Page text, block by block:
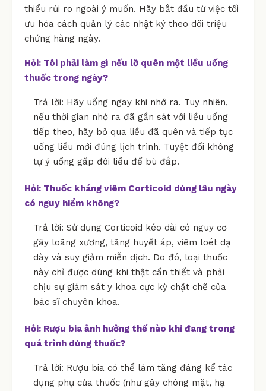
thiểu rủi ro ngoài ý muốn. Hãy bắt đầu từ việc tối
ưu hóa cách quản lý các nhật ký theo dõi triệu
chứng hàng ngày.
Hỏi: Tôi phải làm gì nếu lỡ quên một liều uống
thuốc trong ngày?
Trả lời: Hãy uống ngay khi nhớ ra. Tuy nhiên,
nếu thời gian nhớ ra đã gần sát với liều uống
tiếp theo, hãy bỏ qua liều đã quên và tiếp tục
uống liều mới đúng lịch trình. Tuyệt đối không
tự ý uống gấp đôi liều để bù đắp.
Hỏi: Thuốc kháng viêm Corticoid dùng lâu ngày
có nguy hiểm không?
Trả lời: Sử dụng Corticoid kéo dài có nguy cơ
gây loãng xương, tăng huyết áp, viêm loét dạ
dày và suy giảm miễn dịch. Do đó, loại thuốc
này chỉ được dùng khi thật cần thiết và phải
chịu sự giám sát y khoa cực kỳ chặt chẽ của
bác sĩ chuyên khoa.
Hỏi: Rượu bia ảnh hưởng thế nào khi đang trong
quá trình dùng thuốc?
Trả lời: Rượu bia có thể làm tăng đáng kể tác
dụng phụ của thuốc (như gây chóng mặt, hạ